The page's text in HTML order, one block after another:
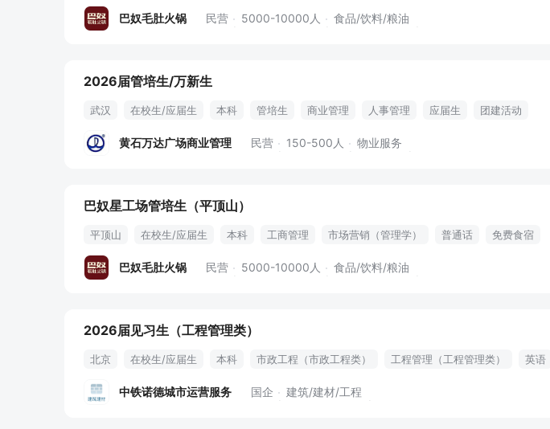
五险一金
巴奴毛肚火锅 民营 5000-10000人 食品/饮料/粮油
2026届管培生/万新生
武汉 在校生/应届生 本科 管培生 商业管理 人事管理 应届生 团建活动
黄石万达广场商业管理 民营 150-500人 物业服务
巴奴星工场管培生（平顶山）
平顶山 在校生/应届生 本科 工商管理 市场营销（管理学） 普通话
免费食宿
五险一金
巴奴毛肚火锅 民营 5000-10000人 食品/饮料/粮油
2026届见习生（工程管理类）
北京 在校生/应届生 本科 市政工程（市政工程类） 工程管理（工程管理类）
英语
企业年金
中铁诺德城市运营服务 国企 建筑/建材/工程